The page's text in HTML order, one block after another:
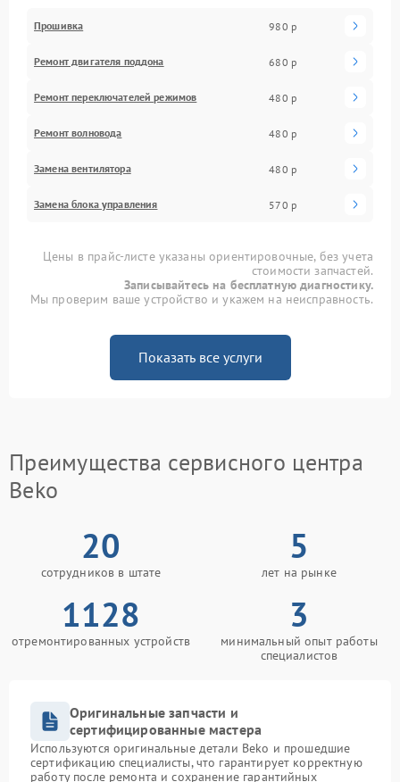
Прошивка 980 р
Ремонт двигателя поддона 680 р
Ремонт переключателей режимов 480 р
Ремонт волновода 480 р
Замена вентилятора 480 р
Замена блока управления 570 р
Цены в прайс-листе указаны ориентировочные, без учета
стоимости запчастей.
Записывайтесь на бесплатную диагностику.
Мы проверим ваше устройство и укажем на неисправность.
Показать все услуги
Преимущества сервисного центра
Beko
20
сотрудников в штате
5
лет на рынке
1128
отремонтированных устройств
3
минимальный опыт работы
специалистов
Оригинальные запчасти и
сертифицированные мастера
Используются оригинальные детали Beko и прошедшие
сертификацию специалисты, что гарантирует корректную
работу после ремонта и сохранение гарантийных